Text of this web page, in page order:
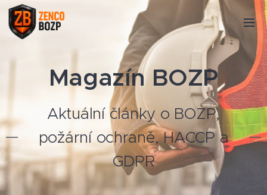
Magazín BOZP
Aktuální články o BOZP,
požární ochraně, HACCP a
GDPR